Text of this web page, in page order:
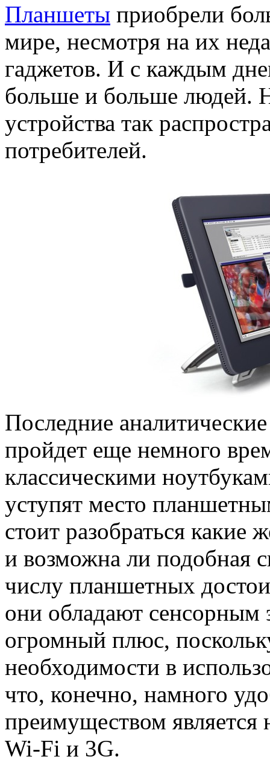
Планшеты приобрели
мире, несмотря на их
гаджетов. И с каждым
больше и больше людей.
устройства так
потребителей.
Последние
пройдет еще немного
классическими
уступят место
стоит разобраться
и возможна ли подобная
числу планшетных
они обладают
огромный плюс,
необходимости в
что, конечно, намного
преимуществом является
Wi-Fi и 3G.